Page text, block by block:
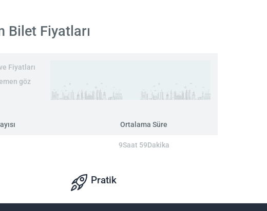
Bilet Fiyatları
Fiyatları
göz
Ortalama Süre
9Saat 59Dakika
Pratik